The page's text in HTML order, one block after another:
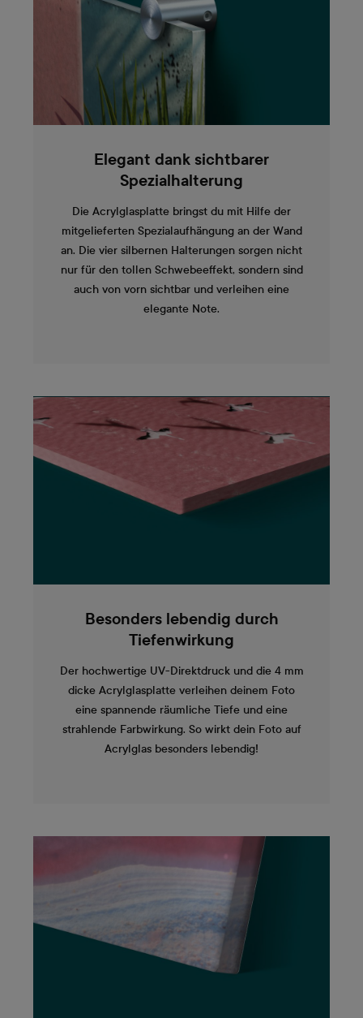
Elegant dank sichtbarer
Spezialhalterung
Die Acrylglasplatte bringst du mit Hilfe der
mitgelieferten Spezialaufhängung an der Wand
an. Die vier silbernen Halterungen sorgen nicht
nur für den tollen Schwebeeffekt, sondern sind
auch von vorn sichtbar und verleihen eine
elegante Note.
Besonders lebendig durch
Tiefenwirkung
Der hochwertige UV-Direktdruck und die 4 mm
dicke Acrylglasplatte verleihen deinem Foto
eine spannende räumliche Tiefe und eine
strahlende Farbwirkung. So wirkt dein Foto auf
Acrylglas besonders lebendig!